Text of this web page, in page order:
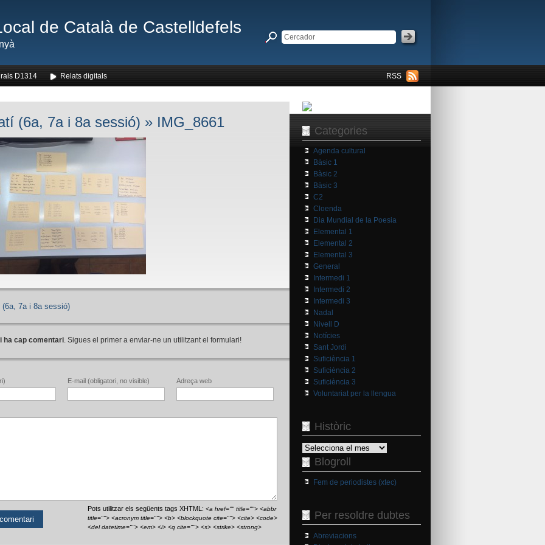
de Català de Castelldefels
RSS
D1314 Relats digitals
(6a, 7a i 8a sessió) » IMG_8661
7a i 8a sessió)
ha cap comentari. Sigues el primer a enviar-ne un utilitzant el formulari!
E-mail (obligatori, no visible) Adreça web
Pots utilitzar els següents tags XHTML:<a href="" title=""> <abbr
title=""> <acronym title=""> <b> <blockquote cite=""> <cite> <code>
<del datetime=""> <em> <i> <q cite=""> <s> <strike> <strong>
Categories
Agenda cultural
Bàsic 1
Bàsic 2
Bàsic 3
C2
Cloenda
Dia Mundial de la Poesia
Elemental 1
Elemental 2
Elemental 3
General
Intermedi 1
Intermedi 2
Intermedi 3
Nadal
Nivell D
Notícies
Sant Jordi
Suficiència 1
Suficiència 2
Suficiència 3
Voluntariat per la llengua
Històric
Històric
Blogroll
Fem de periodistes (xtec)
Per resoldre dubtes
Abreviacions